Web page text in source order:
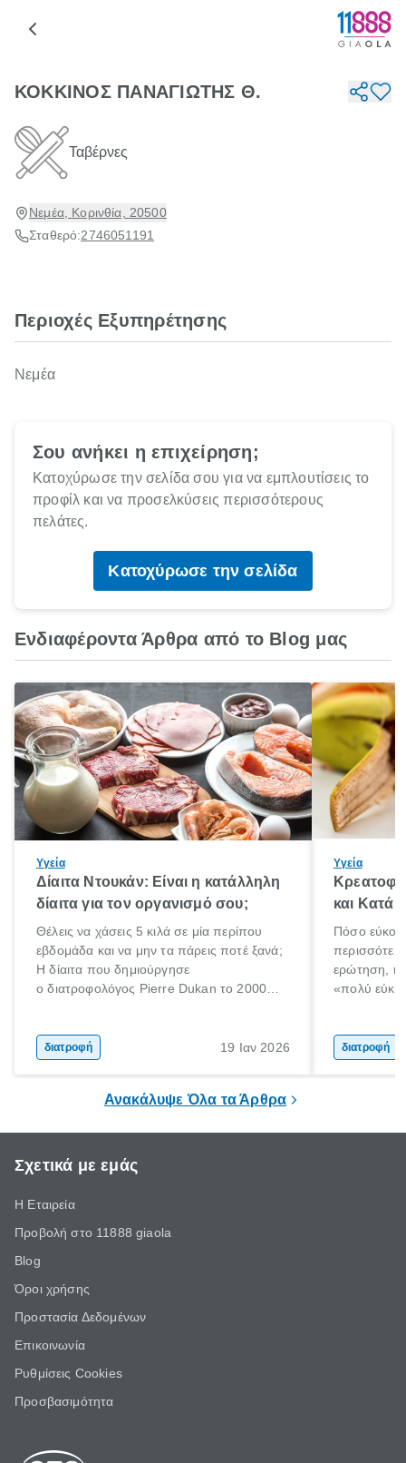
ΚΟΚΚΙΝΟΣ ΠΑΝΑΓΙΩΤΗΣ Θ.
Ταβέρνες
Νεμέα, Κορινθία, 20500
Σταθερό:2746051191
Περιοχές Εξυπηρέτησης
Νεμέα
Σου ανήκει η επιχείρηση;
Κατοχύρωσε την σελίδα σου για να εμπλουτίσεις το
προφίλ και να προσελκύσεις περισσότερους
πελάτες.
Κατοχύρωσε την σελίδα
Ενδιαφέροντα Άρθρα από το Blog μας
Υγεία
Δίαιτα Ντουκάν: Είναι η κατάλληλη
δίαιτα για τον οργανισμό σου;
Θέλεις να χάσεις 5 κιλά σε μία περίπου
εβδομάδα και να μην τα πάρεις ποτέ ξανά;
Η δίαιτα που δημιούργησε
ο διατροφολόγος Pierre Dukan το 2000
δημητριακά ολικής άλεσης, άφθονο νερό,
και ένας ημερήσιος περίπατος 20 λεπτών
διατροφή 19 Ιαν 2026
Υγεία
και Κατά
Πόσο
ερώτηση, η
«πολύ
ακόμα
γιατί θα
διατροφή
Ανακάλυψε Όλα τα Άρθρα
Σχετικά με εμάς
Η Εταιρεία
Προβολή στο 11888 giaola
Blog
Όροι χρήσης
Προστασία Δεδομένων
Επικοινωνία
Ρυθμίσεις Cookies
Προσβασιμότητα